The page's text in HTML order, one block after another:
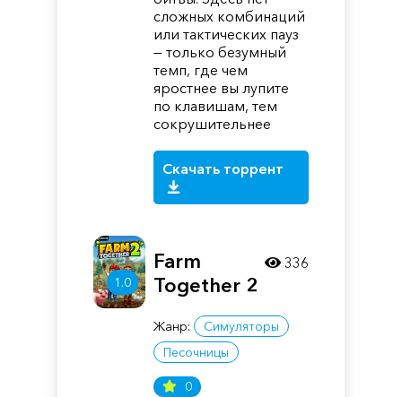
сложных комбинаций
или тактических пауз
— только безумный
темп, где чем
яростнее вы лупите
по клавишам, тем
сокрушительнее
Скачать торрент
1.0
Farm
Together 2
Жанр:
Симуляторы
Песочницы
0
336